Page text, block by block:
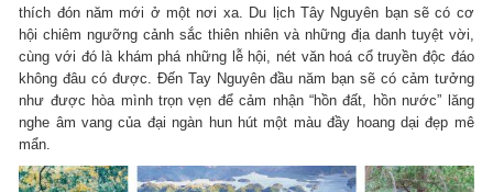
thích đón năm mới ở một nơi xa. Du lịch Tây Nguyên bạn sẽ có cơ
hội chiêm ngưỡng cảnh sắc thiên nhiên và những địa danh tuyệt vời,
cùng với đó là khám phá những lễ hội, nét văn hoá cổ truyền độc đáo
không đâu có được. Đến Tay Nguyên đầu năm bạn sẽ có cảm tưởng
như được hòa mình trọn vẹn để cảm nhận “hồn đất, hồn nước” lăng
nghe âm vang của đại ngàn hun hút một màu đầy hoang dại đẹp mê
mẩn.